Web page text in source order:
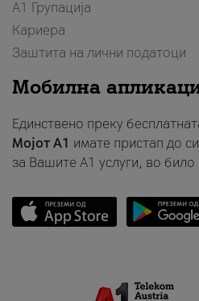
А1 Групација
Кариера
Заштита на лични податоци
Мобилна
Единствено преку
Мојот A1 имате пристап до
за Вашите A1 услуги, во